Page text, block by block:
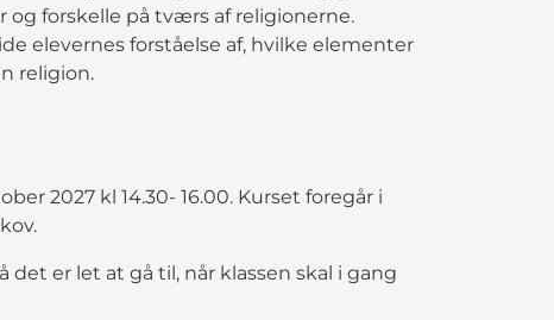
forskelle på tværs af religionerne.
elevernes forståelse af, hvilke elementer
religion.
2027 kl 14.30- 16.00. Kurset foregår i
er let at gå til, når klassen skal i gang